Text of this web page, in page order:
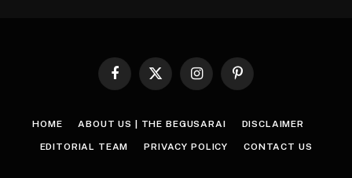
Facebook
X
InstagramPinterest
HOME ABOUT US | THE BEGUSARAI DISCLAIMER
EDITORIAL TEAM PRIVACY POLICY CONTACT US